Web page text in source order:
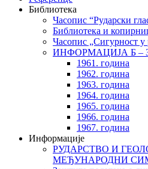
Библиотека
Часопис “Рударски
Библиотека и
Часопис „Сигурност
ИНФОРМАЦИЈА Б –
1961. година
1962. година
1963. година
1964. година
1965. година
1966. година
1967. година
Информације
РУДАРСТВО И
МЕЂУНАРОДНИ